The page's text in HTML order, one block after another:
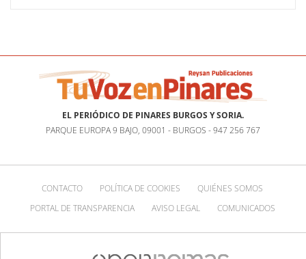
EL PERIÓDICO DE PINARES BURGOS Y SORIA.
PARQUE EUROPA 9 BAJO, 09001 - BURGOS - 947 256 767
CONTACTO POLÍTICA DE COOKIES
QUIÉNES SOMOS
PORTAL DE TRANSPARENCIA
AVISO LEGAL COMUNICADOS